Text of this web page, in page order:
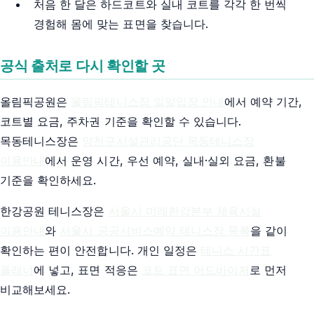
처음 한 달은 하드코트와 실내 코트를 각각 한 번씩
경험해 몸에 맞는 표면을 찾습니다.
공식 출처로 다시 확인할 곳
올림픽공원은
에서 예약 기간,
코트별 요금, 주차권 기준을 확인할 수 있습니다.
목동테니스장은
에서 운영 시간, 우선 예약, 실내·실외 요금, 환불
기준을 확인하세요.
한강공원 테니스장은
와
을 같이
확인하는 편이 안전합니다. 개인 일정은
에 넣고, 표면 적응은
로 먼저
비교해보세요.